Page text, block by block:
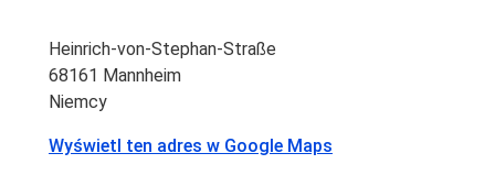
Heinrich-von-Stephan-Straße
68161 Mannheim
Niemcy
Wyświetl ten adres w Google Maps